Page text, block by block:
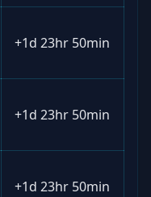
+1d 23hr 50min
+1d 23hr 50min
+1d 23hr 50min